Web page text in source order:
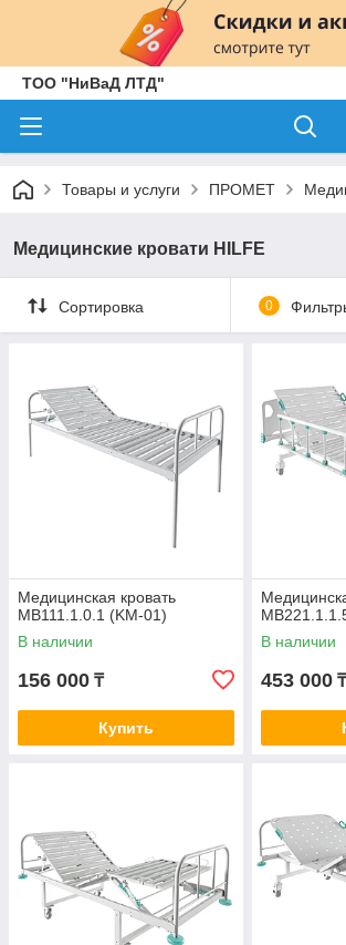
ТОО "НиВаД ЛТД"
Товары и услуги ПРОМЕТ
Медицинские кровати HILFE
Сортировка 0
Медицинская кровать
MB111.1.0.1 (KM-01)
В наличии
156 000 ₸
Купить
В наличии
453 000 ₸